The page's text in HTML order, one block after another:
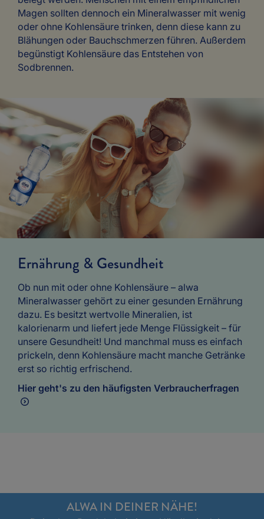
Magen sollten dennoch ein Mineralwasser mit wenig
oder ohne Kohlensäure trinken, denn diese kann zu
Blähungen oder Bauchschmerzen führen. Außerdem
begünstigt Kohlensäure das Entstehen von
Sodbrennen.
Ernährung & Gesundheit
Ob nun mit oder ohne Kohlensäure – alwa
Mineralwasser gehört zu einer gesunden Ernährung
dazu. Es besitzt wertvolle Mineralien, ist
kalorienarm und liefert jede Menge Flüssigkeit – für
unsere Gesundheit! Und manchmal muss es einfach
prickeln, denn Kohlensäure macht manche Getränke
erst so richtig erfrischend.
Hier geht's zu den häufigsten Verbraucherfragen
ALWA IN DEINER NÄHE!